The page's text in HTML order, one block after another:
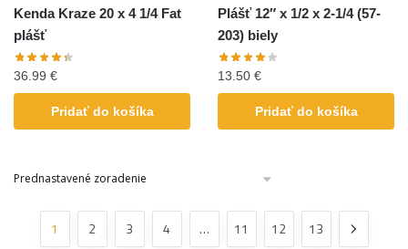
Kenda Kraze 20 x 4 1/4 Fat
plášť
36.99 €
Pridať do košíka
Plášť 12″ x 1/2 x 2-1/4 (57-
203) biely
13.50 €
Pridať do košíka
1 2 3 4 … 11 12 13